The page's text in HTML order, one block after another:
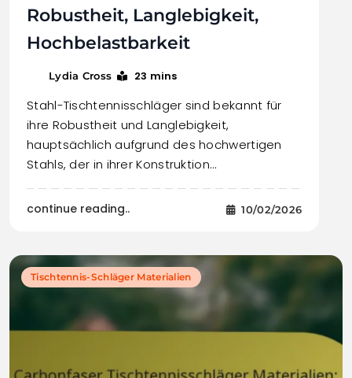
Robustheit, Langlebigkeit,
Hochbelastbarkeit
Lydia Cross 23 mins
Stahl-Tischtennisschläger sind bekannt für
ihre Robustheit und Langlebigkeit,
hauptsächlich aufgrund des hochwertigen
Stahls, der in ihrer Konstruktion…
continue reading.. 10/02/2026
Tischtennis-Schläger Materialien